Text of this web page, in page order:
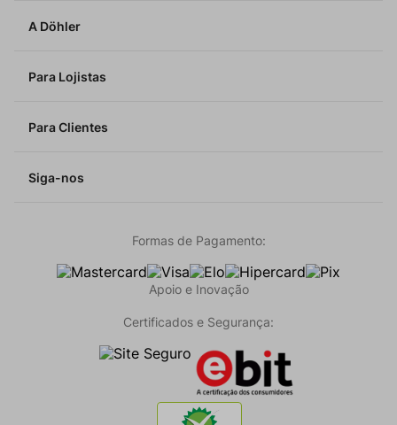
A Döhler
Para Lojistas
Para Clientes
Siga-nos
Formas de Pagamento:
Apoio e Inovação
Certificados e Segurança: